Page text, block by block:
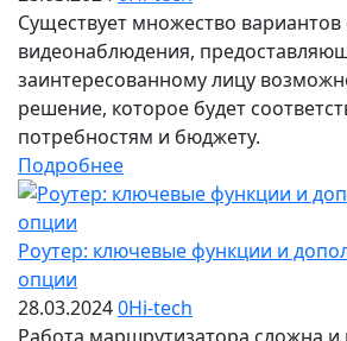
Существует множество вариантов
видеонаблюдения,
заинтересованному лицу
решение, которое будет
потребностям и бюджету.
Подробнее
Роутер: ключевые функции и
опции
28.03.20240Hi-tech
Работа маршрутизатора сложна и